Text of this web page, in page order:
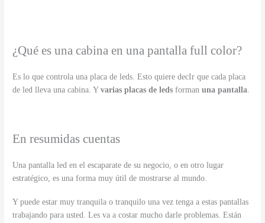
¿Qué es una cabina en una pantalla full color?
Es lo que controla una placa de leds. Esto quiere decIr que cada placa
de led lleva una cabina. Yvarias placas de leds formanuna pantalla
En resumidas cuentas
Una pantalla led en el escaparate de su negocio, o en otro lugar
estratégico, es una forma muy útil de mostrarse al mundo.
Y puede estar muy tranquila o tranquilo una vez tenga a estas pantallas
trabajando para usted. Les va a costar mucho darle problemas. Están